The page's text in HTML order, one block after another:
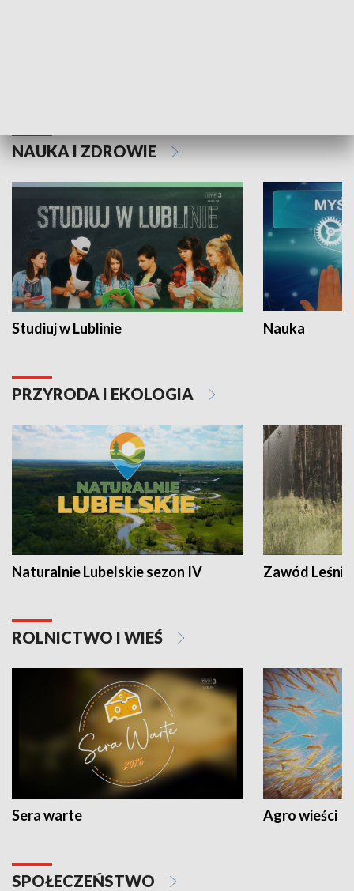
NAUKA I ZDROWIE
Studiuj w Lublinie Nauka
PRZYRODA I EKOLOGIA
Naturalnie Lubelskie sezon IV Zawód Leśnik
ROLNICTWO I WIEŚ
Sera warte Agro wieści
SPOŁECZEŃSTWO